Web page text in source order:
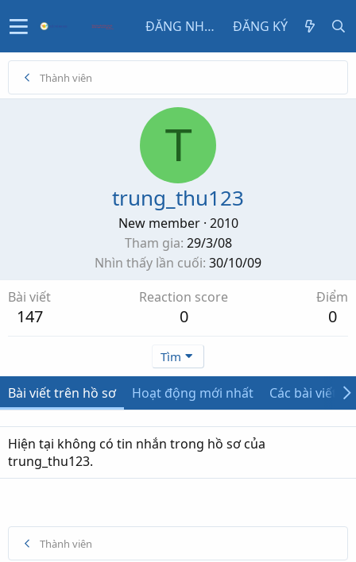
ĐĂNG NHẬP ĐĂNG KÝ
Thành viên
T
trung_thu123
New member · 2010
Tham gia 29/3/08
Nhìn thấy lần cuối 30/10/09
Bài viết
147
Reaction score
0
Điểm
0
Tìm
Bài viết trên hồ sơ Hoạt động mới nhất Các bài viết
Hiện tại không có tin nhắn trong hồ sơ của
trung_thu123.
Thành viên